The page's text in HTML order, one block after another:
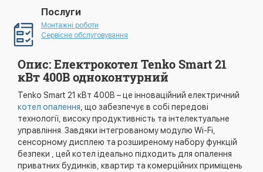
Послуги
Монтажні роботи
Сервісне обслуговування
Опис: Електрокотел Tenko Smart 21
кВт 400В одноконтурний
Tenko Smart 21 кВт 400В – це інноваційний електричний
котел опалення , що забезпечує в собі передові
технології, високу продуктивність та інтелектуальне
управління. Завдяки інтегрованому модулю Wi-Fi,
сенсорному дисплею та розширеному набору функцій
безпеки , цей котел ідеально підходить для опалення
приватних будинків, квартир та комерційних приміщень